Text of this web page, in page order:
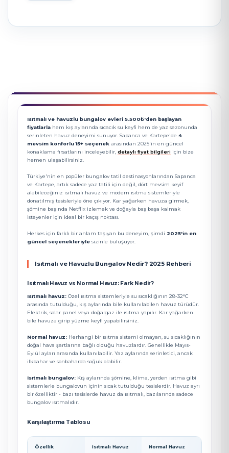
Isıtmalı ve havuzlu bungalov evleri 5.500₺'den başlayan
fiyatlarla hem kış aylarında sıcacık su keyfi hem de yaz sezonunda
serinleten havuz deneyimi sunuyor. Sapanca ve Kartepe'de 4
mevsim konforlu 15+ seçenek arasından 2025'in en güncel
konaklama fırsatlarını inceleyebilir, detaylı fiyat bilgileri için bize
hemen ulaşabilirsiniz.
Türkiye'nin en popüler bungalov tatil destinasyonlarından Sapanca
ve Kartepe, artık sadece yaz tatili için değil, dört mevsim keyif
alabileceğiniz ısıtmalı havuz ve modern ısıtma sistemleriyle
donatılmış tesisleriyle öne çıkıyor. Kar yağarken havuza girmek,
şömine başında Netflix izlemek ve doğayla baş başa kalmak
isteyenler için ideal bir kaçış noktası.
Herkes için farklı bir anlam taşıyan bu deneyim, şimdi 2025'in en
güncel seçenekleriyle sizinle buluşuyor.
Isıtmalı ve Havuzlu Bungalov Nedir? 2025 Rehberi
Isıtmalı Havuz vs Normal Havuz: Fark Nedir?
Isıtmalı havuz: Özel ısıtma sistemleriyle su sıcaklığının 28-32°C
arasında tutulduğu, kış aylarında bile kullanılabilen havuz türüdür.
Elektrik, solar panel veya doğalgaz ile ısıtma yapılır. Kar yağarken
bile havuza girip yüzme keyfi yapabilirsiniz.
Normal havuz: Herhangi bir ısıtma sistemi olmayan, su sıcaklığının
doğal hava şartlarına bağlı olduğu havuzlardır. Genellikle Mayıs-
Eylül ayları arasında kullanılabilir. Yaz aylarında serinletici, ancak
ilkbahar ve sonbaharda soğuk olabilir.
Isıtmalı bungalov: Kış aylarında şömine, klima, yerden ısıtma gibi
sistemlerle bungalovun içinin sıcak tutulduğu tesislerdir. Havuz ayrı
bir özelliktir - bazı tesislerde havuz da ısıtmalı, bazılarında sadece
bungalov ısıtmalıdır.
Karşılaştırma Tablosu
Özellik Isıtmalı Havuz Normal Havuz